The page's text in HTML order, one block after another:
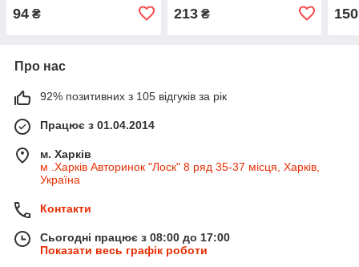
94 ₴ 213₴ 150
Про нас
92% позитивних з 105 відгуків за рік
Працює з 01.04.2014
м. Харків
м .Харків Авторинок "Лоск" 8 ряд 35-37 місця, Харків,
Україна
Контакти
Сьогодні працює з 08:00 до 17:00
Показати весь графік роботи